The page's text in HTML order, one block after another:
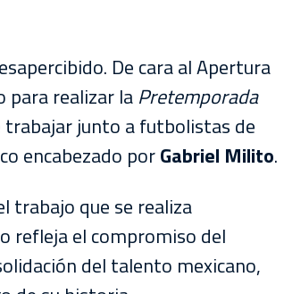
De cara al Apertura
para realizar la Pretemporada
junto a futbolistas de
encabezado porGabriel Milito.
trabajo que se realiza
refleja el compromiso del
del talento mexicano,